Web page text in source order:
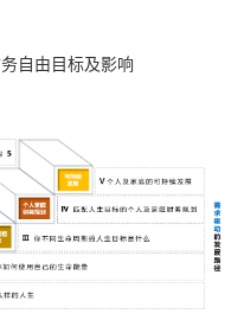
自由目标及影响